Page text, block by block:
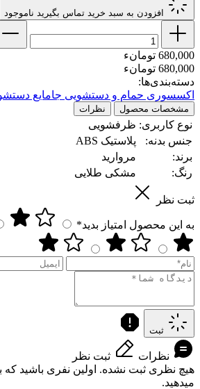
افزودن به سبد خرید تماس بگیرید ناموجود
680,000 تومانء
680,000 تومانء
دسته‌بندی‌ها:
اکسسوری حمام و دستشویی جامایع
مشخصات محصول نظرات
نوع کاربری: ظرفشویی
جنس بدنه:
پلاستیک ABS
برند:
مروارید
رنگ:
مشکی طلایی
ثبت نظر
به این محصول امتیاز بدید*
ثبت
نظرات
ثبت نظر
هیچ نظری ثبت نشده. اولین نفری باشید
میدهید.